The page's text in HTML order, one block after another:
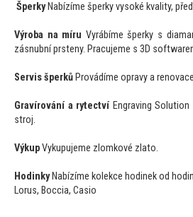
ŠperkyNabízíme šperky vysoké kvality,
Výroba na míru Vyrábíme šperky s
zásnubní prsteny. Pracujeme s 3D
Servis šperků Provádíme opravy a
Gravírování a rytectvíEngraving Solution
stroj.
VýkupVykupujeme zlomkové zlato.
HodinkyNabízíme kolekce hodinek od
Lorus, Boccia, Casio